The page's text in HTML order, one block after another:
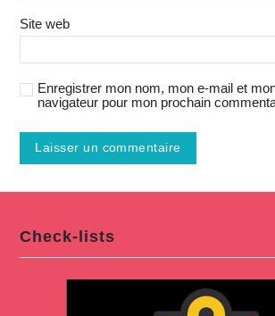
Site web
Enregistrer mon nom, mon e-mail et
navigateur pour mon prochain
Check-lists